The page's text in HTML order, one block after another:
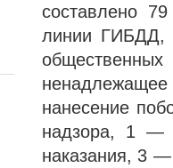
составлено
линии ГИБДД,
нанесение
надзора, 1 —
наказания, 3 —